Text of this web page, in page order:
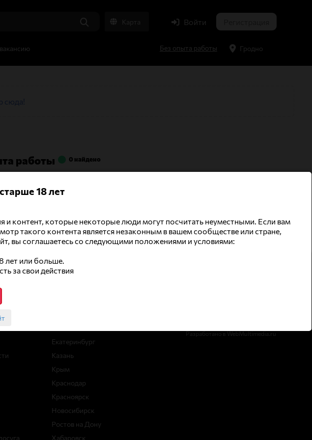
Карта Войти
Без опыта работы Гродно
сюда!
работы 0 найдено
Работа в городах
Екатеринбург
Казань
Крым
Краснодар
Красноярск
Новосибирск
Ростов на Дону
Хабаровск
Разработано вWebMultimedia.ru
18 лет
контент, которые некоторые люди могут посчитать неуместными. Если вам
такого контента является незаконным в вашем сообществе или стране,
вы соглашаетесь со следующими положениями и условиями:
лет или больше.
за свои действия